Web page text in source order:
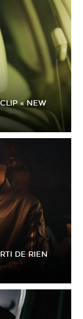
« NEW
DE RIEN